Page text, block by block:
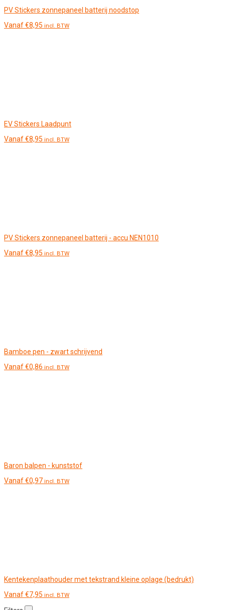
PV Stickers zonnepaneel batterij noodstop
Vanaf€8,95 incl. BTW
EV Stickers Laadpunt
Vanaf€8,95 incl. BTW
PV Stickers zonnepaneel batterij - accu NEN1010
Vanaf€8,95 incl. BTW
Bamboe pen - zwart schrijvend
Vanaf€0,86 incl. BTW
Baron balpen - kunststof
Vanaf€0,97 incl. BTW
Kentekenplaathouder met tekstrand kleine oplage (bedrukt)
Vanaf€7,95 incl. BTW